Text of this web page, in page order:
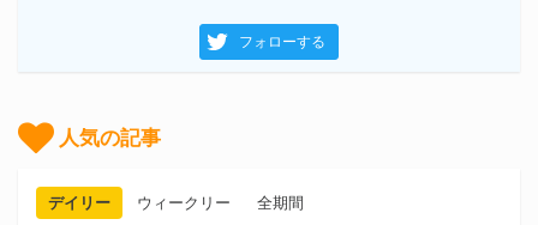
フォローする
人気の記事
デイリー ウィークリー 全期間